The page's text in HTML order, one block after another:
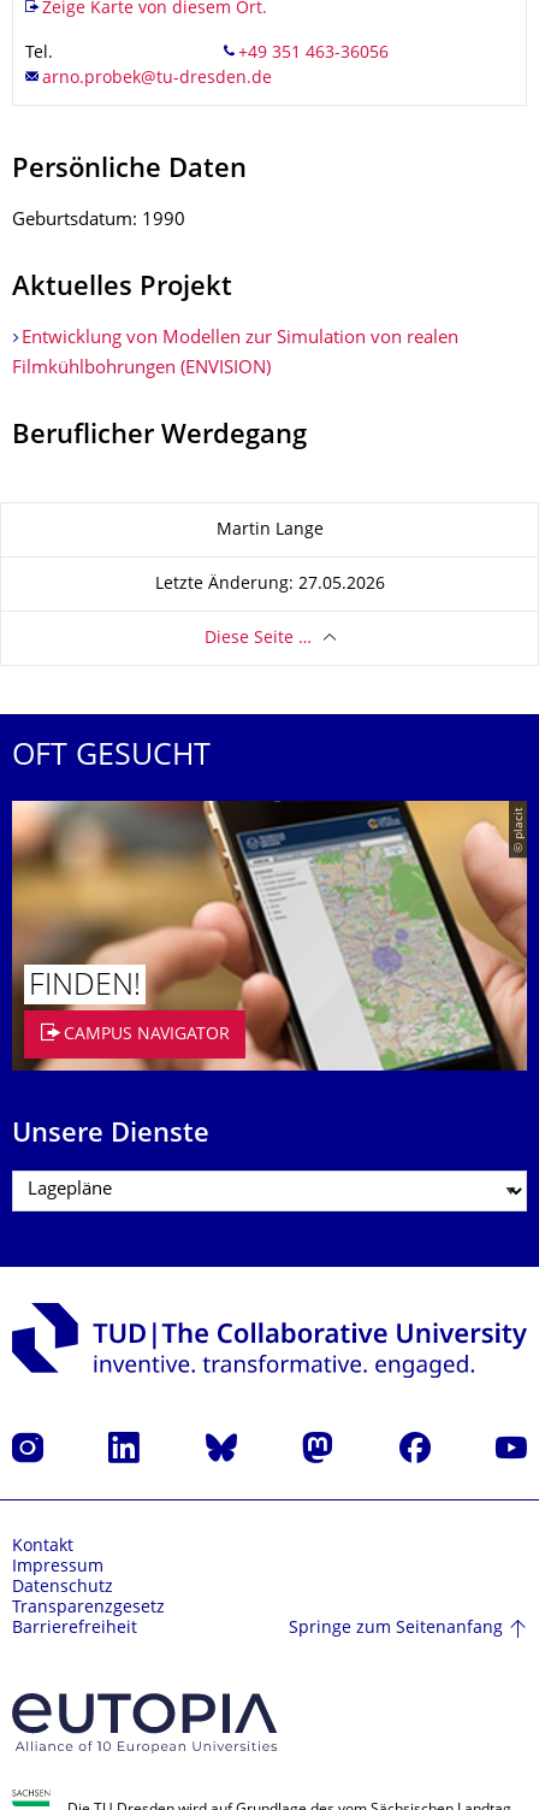
Zeige Karte von diesem Ort.
Tel.
Persönliche Daten
Geburtsdatum: 1990
Aktuelles Projekt
Entwicklung von Modellen zur Simulation von realen
Filmkühlbohrun­gen (ENVISION)
Beruflicher Werdegang
Martin Lange
Letzte Änderung: 27.05.2026
Diese Seite …
OFT GESUCHT
© placit
FINDEN!
CAMPUS NAVIGATOR
Unsere Dienste
Instagram LinkedIn Bluesky Mastodon Facebook
Kontakt
Impressum
Datenschutz
Transparenzgesetz
Barrierefreiheit
Springe zum Seitenanfang